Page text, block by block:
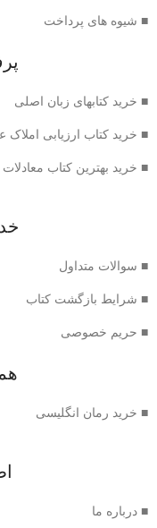
■ شیوه های پرداخت
■ خرید کتابهای زبان اصلی
■ خرید کتاب ارزیابی
■ خرید بهترین کتاب معادلات
■ سوالات متداول
■ شرایط بازگشت کتاب
■ حریم خصوصی
■ خرید رمان انگلیسی
■ درباره ما